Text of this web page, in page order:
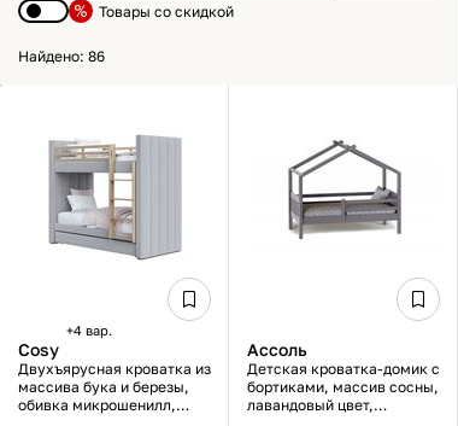
Товары со скидкой
Найдено: 86
+4 вар.
Cosy
Двухъярусная кроватка из
массива бука и березы,
обивка микрошенилл,
Ассоль
Детская кроватка-домик с
бортиками, массив сосны,
лавандовый цвет,